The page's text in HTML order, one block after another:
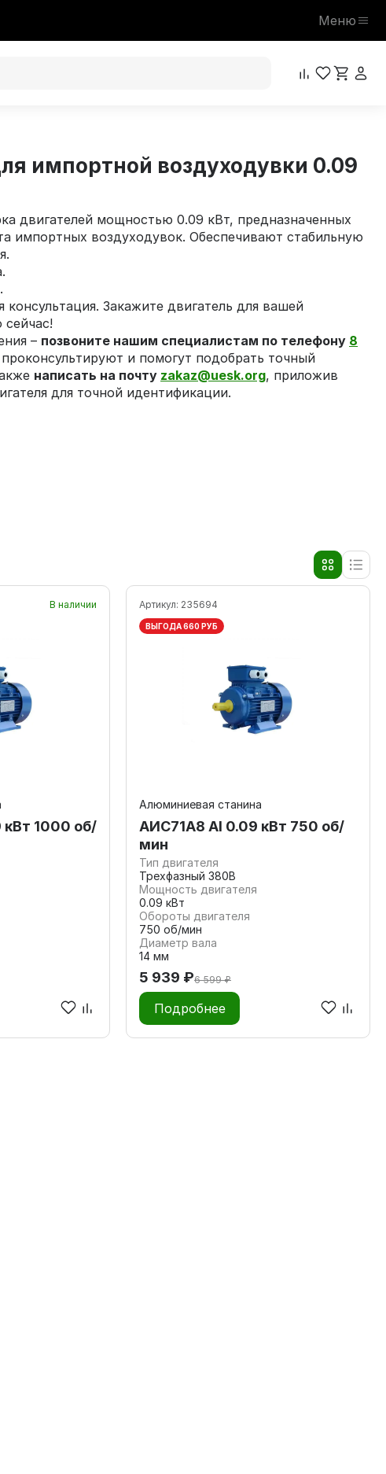
Меню
импортной воздуходувки 0.09
двигателей мощностью 0.09 кВт, предназначенных
импортных воздуходувок. Обеспечивают стабильную
консультация. Закажите двигатель для вашей
сейчас!
– позвоните нашим специалистам по телефону 8
и помогут подобрать точный
написать на почту zakaz@uesk.org, приложив
для точной идентификации.
В наличии
1000 об/
Артикул: 235694
ВЫГОДА 660 РУБ
Алюминиевая станина
АИС71А8 Al 0.09 кВт 750 об/
мин
Тип двигателя
Трехфазный 380В
Мощность двигателя
0.09 кВт
Обороты двигателя
750 об/мин
Диаметр вала
14 мм
5 939 ₽6 599 ₽
Подробнее